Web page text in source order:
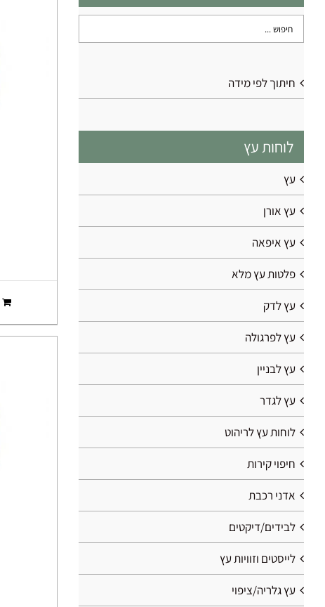
חיתוך לפי מידה
לוחות עץ
עץ
עץ אורן
עץ איפאה
פלטות עץ מלא
עץ לדק
עץ לפרגולה
עץ לבניין
עץ לגדר
לוחות עץ לריהוט
חיפוי קירות
אדני רכבת
לבידים/דיקטים
לייסטים וזוויות עץ
עץ גלריה/ציפוי